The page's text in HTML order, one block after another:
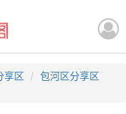
享区
包河区分享区